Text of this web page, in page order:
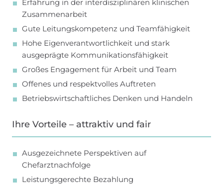
Erfahrung in der interdisziplinären klinischen
Zusammenarbeit
Gute Leitungskompetenz und Teamfähigkeit
Hohe Eigenverantwortlichkeit und stark
ausgeprägte Kommunikationsfähigkeit
Großes Engagement für Arbeit und Team
Offenes und respektvolles Auftreten
Betriebswirtschaftliches Denken und Handeln
Ihre Vorteile – attraktiv und fair
Ausgezeichnete Perspektiven auf
Chefarztnachfolge
Leistungsgerechte Bezahlung